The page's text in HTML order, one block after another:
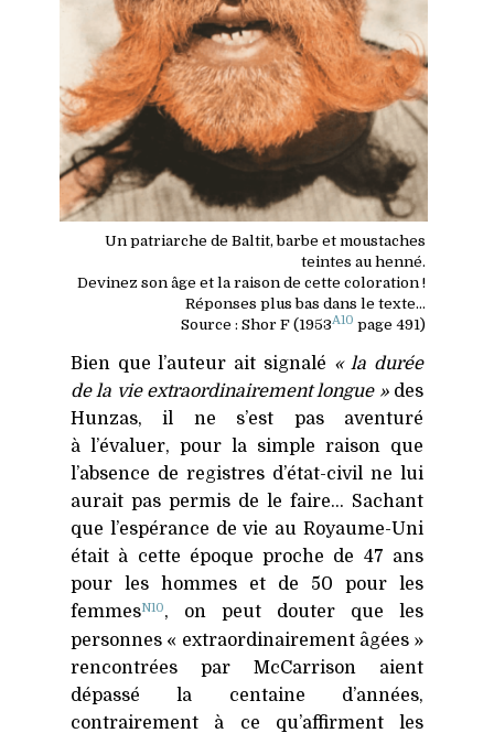
Un patriarche de Baltit, barbe et moustaches
teintes au henné.
Devinez son âge et la raison de cette coloration !
Réponses plus bas dans le texte…
Source : Shor F (1953A10 page 491)
Bien que l’auteur ait signalé « la durée
de la vie extraordinairement longue »des
Hunzas, il ne s’est pas aventuré
à l’évaluer, pour la simple raison que
l’absence de registres d’état-civil ne lui
aurait pas permis de le faire… Sachant
que l’espérance de vie au Royaume-Uni
était à cette époque proche de 47 ans
pour les hommes et de 50 pour les
femmesN10, on peut douter que les
personnes « extraordinairement âgées »
rencontrées par McCarrison aient
dépassé la centaine d’années,
contrairement à ce qu’affirment les